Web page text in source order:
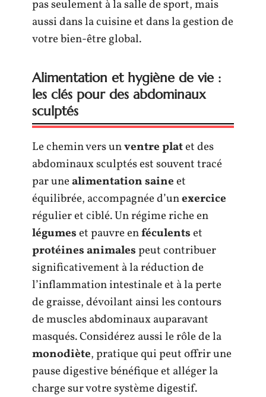
pas seulement à la salle de sport, mais
aussi dans la cuisine et dans la gestion de
votre bien-être global.
Alimentation et hygiène de vie :
les clés pour des abdominaux
sculptés
Le chemin vers unventre platet des
abdominaux sculptés est souvent tracé
par unealimentation saineet
équilibrée, accompagnée d’unexercice
régulier et ciblé. Un régime riche en
légumeset pauvre enféculentset
protéines animalespeut contribuer
significativement à la réduction de
l’inflammation intestinale et à la perte
de graisse, dévoilant ainsi les contours
de muscles abdominaux auparavant
masqués. Considérez aussi le rôle de la
monodiète, pratique qui peut offrir une
pause digestive bénéfique et alléger la
charge sur votre système digestif.